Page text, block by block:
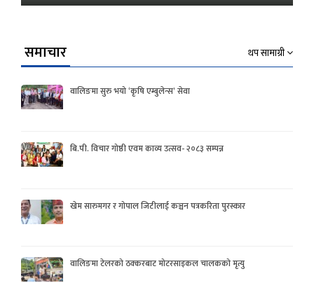
समाचार थप सामाग्री
वालिङमा सुरु भयो ‘कृषि एम्बुलेन्स’ सेवा
बि.पी. विचार गोष्ठी एवम काव्य उत्सव- २०८३ सम्पन्न
खेम सारुमगर र गोपाल जिटीलाई कञ्चन पत्रकरिता पुरस्कार
वालिङमा टेलरको ठक्करबाट मोटरसाइकल चालकको मृत्यु